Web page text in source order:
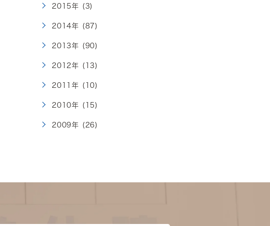
2015年 (3)
2014年 (87)
2013年 (90)
2012年 (13)
2011年 (10)
2010年 (15)
2009年 (26)